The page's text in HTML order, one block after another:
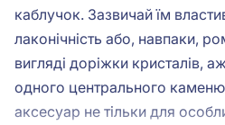
каблучок. Зазвичай їм
лаконічність або, навпаки,
вигляді доріжки кристалів,
одного центрального
аксесуар не тільки для